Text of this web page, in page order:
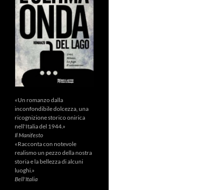
«Un romanzo dalla
inconfondibile dolcezza, una
ricognizione storico onirica
nell'Italia del 1944.»
Il Manifesto
«Racconta con notevole
realismo un pezzo della nostra
storia e la bellezza di alcuni
luoghi.»
Bell'Italia